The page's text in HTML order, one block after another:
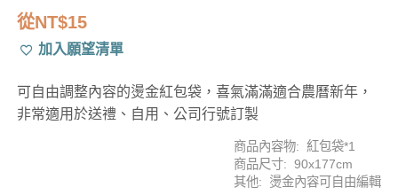
從NT$15
加入願望清單
可自由調整內容的燙金紅包袋，喜氣滿滿適合農曆新年，
非常適用於送禮、自用、公司行號訂製
商品內容物: 紅包袋*1
商品尺寸: 90x177cm
其他: 燙金內容可自由編輯